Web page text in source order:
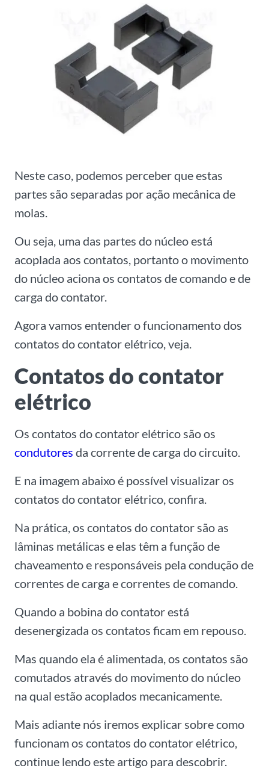
Neste caso, podemos perceber que estas
partes são separadas por ação mecânica de
molas.
Ou seja, uma das partes do núcleo está
acoplada aos contatos, portanto o movimento
do núcleo aciona os contatos de comando e de
carga do contator.
Agora vamos entender o funcionamento dos
contatos do contator elétrico, veja.
Contatos do contator
elétrico
Os contatos do contator elétrico são os
condutores da corrente de carga do circuito.
E na imagem abaixo é possível visualizar os
contatos do contator elétrico, confira.
Na prática, os contatos do contator são as
lâminas metálicas e elas têm a função de
chaveamento e responsáveis pela condução de
correntes de carga e correntes de comando.
Quando a bobina do contator está
desenergizada os contatos ficam em repouso.
Mas quando ela é alimentada, os contatos são
comutados através do movimento do núcleo
na qual estão acoplados mecanicamente.
Mais adiante nós iremos explicar sobre como
funcionam os contatos do contator elétrico,
continue lendo este artigo para descobrir.